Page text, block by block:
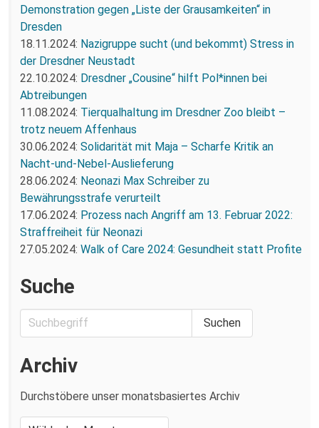
Demonstration gegen „Liste der Grausamkeiten“ in
Dresden
18.11.2024: Nazigruppe sucht (und bekommt) Stress in
der Dresdner Neustadt
22.10.2024: Dresdner „Cousine“ hilft Pol*innen bei
Abtreibungen
11.08.2024: Tierqualhaltung im Dresdner Zoo bleibt –
trotz neuem Affenhaus
30.06.2024: Solidarität mit Maja – Scharfe Kritik an
Nacht-und-Nebel-Auslieferung
28.06.2024: Neonazi Max Schreiber zu
Bewährungsstrafe verurteilt
17.06.2024: Prozess nach Angriff am 13. Februar 2022:
Straffreiheit für Neonazi
27.05.2024: Walk of Care 2024: Gesundheit statt Profite
Suche
Archiv
Durchstöbere unser monatsbasiertes Archiv